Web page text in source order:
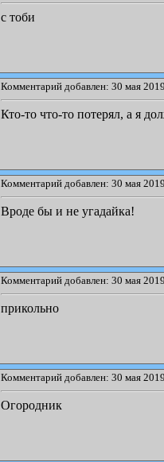
с тоби
Комментарий добавлен: 30 мая
Кто-то что-то потерял, а я
Комментарий добавлен: 30 мая
Вроде бы и не угадайка!
Комментарий добавлен: 30 мая
прикольно
Комментарий добавлен: 30 мая
Огородник